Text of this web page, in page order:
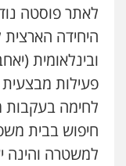
גל
לאתר פוסטה
היחידה
ובינלאומית
פעילות
לחימה בעקבות
חיפוש בבית
למשטרה והינה